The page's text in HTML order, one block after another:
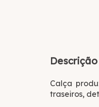
Descrição
Calça
traseiros,